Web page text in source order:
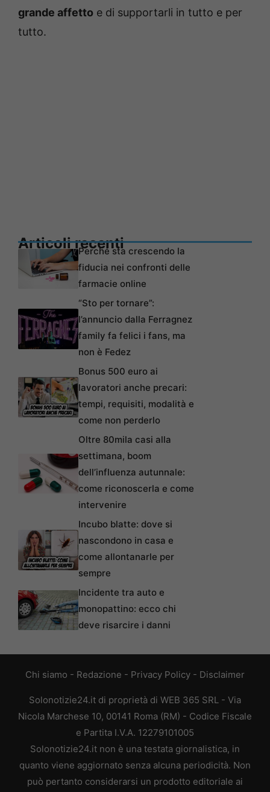
grande affetto e di supportarli in tutto e per
tutto.
Articoli recentiPerché sta crescendo la
fiducia nei confronti delle
farmacie online
“Sto per tornare”:
l’annuncio dalla Ferragnez
family fa felici i fans, ma
non è Fedez
Bonus 500 euro ai
lavoratori anche precari:
tempi, requisiti, modalità e
come non perderlo
Oltre 80mila casi alla
settimana, boom
dell’influenza autunnale:
come riconoscerla e come
intervenire
Incubo blatte: dove si
nascondono in casa e
come allontanarle per
sempre
Incidente tra auto e
monopattino: ecco chi
deve risarcire i danni
Chi siamo - Redazione - Privacy Policy - Disclaimer
Solonotizie24.it di proprietà di WEB 365 SRL - Via
Nicola Marchese 10, 00141 Roma (RM) - Codice Fiscale
e Partita I.V.A. 12279101005
Solonotizie24.it non è una testata giornalistica, in
quanto viene aggiornato senza alcuna periodicità. Non
può pertanto considerarsi un prodotto editoriale ai